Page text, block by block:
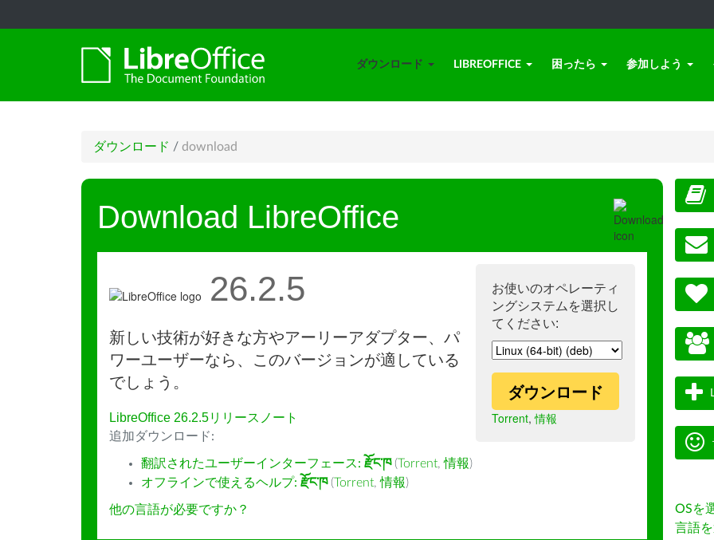
ダウンロード LIBREOFFICE 困ったら 参加しよう
ダウンロード / download
Download LibreOffice
お使いのオペレーティ
ングシステムを選択し
てください:
ダウンロード
Torrent,情報
26.2.5
新しい技術が好きな方やアーリーアダプター、パ
ワーユーザーなら、このバージョンが適している
でしょう。
LibreOffice 26.2.5リリースノート
追加ダウンロード:
翻訳されたユーザーインターフェース: རྫོང་ཁ (Torrent,情報)
オフラインで使えるヘルプ: རྫོང་ཁ (Torrent,情報)
他の言語が必要ですか？
OSを
言語